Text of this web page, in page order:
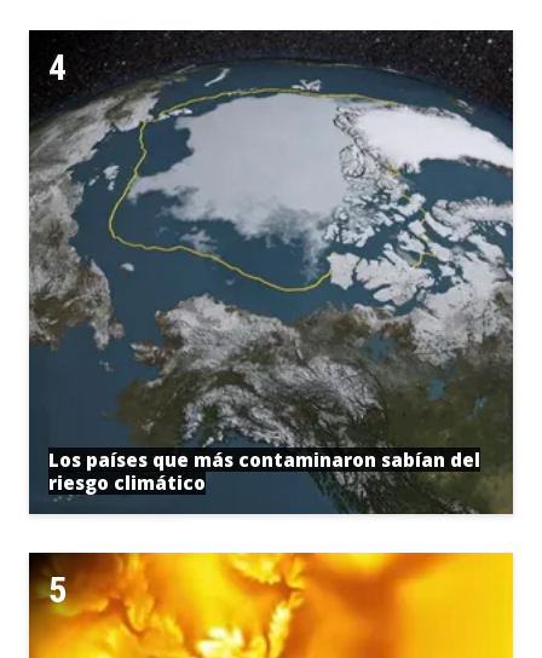
Los países que más contaminaron sabían del
riesgo climático